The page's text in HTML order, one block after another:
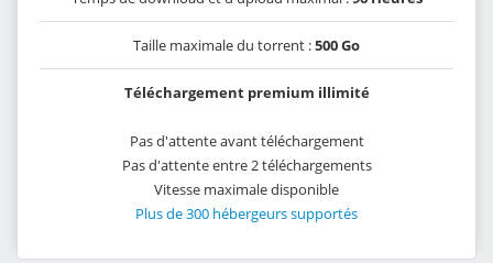
Taille maximale du torrent :500 Go
Téléchargement premium illimité
Pas d'attente avant téléchargement
Pas d'attente entre 2 téléchargements
Vitesse maximale disponible
Plus de 300 hébergeurs supportés